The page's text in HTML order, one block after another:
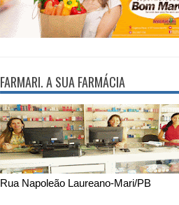
FARMARI. A SUA FARMÁCIA
Rua Napoleão Laureano-Mari/PB